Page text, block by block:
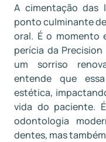
A cimentação das
ponto culminante
oral. É o momento
perícia da
um sorriso
entende que
estética,
vida do paciente.
odontologia
dentes, mas